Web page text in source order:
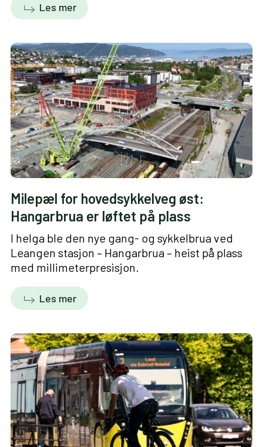
Les mer
Milepæl for hovedsykkelveg øst:
Hangarbrua er løftet på plass
I helga ble den nye gang- og sykkelbrua ved
Leangen stasjon – Hangarbrua – heist på plass
med millimeterpresisjon.
Les mer